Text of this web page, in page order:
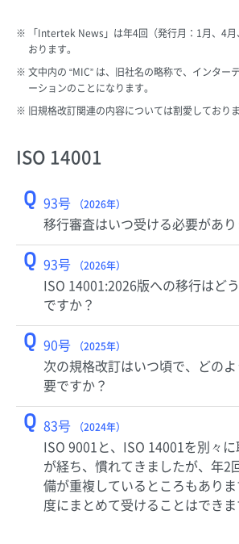
「Intertek News」は年4回（発行月：1月、4
おります。
文中内の “MIC” は、旧社名の略称で、インター
ーションのことになります。
旧規格改訂関連の内容については割愛しておりま
ISO 14001
Q 93号 （2026年）
移行審査はいつ受ける必要があり
Q 93号 （2026年）
ISO 14001:2026版への移行はど
ですか？
Q 90号 （2025年）
次の規格改訂はいつ頃で、どの
要ですか？
Q 83号 （2024年）
ISO 9001と、ISO 14001を別々
が経ち、慣れてきましたが、年2
備が重複しているところもあり
度にまとめて受けることはできま